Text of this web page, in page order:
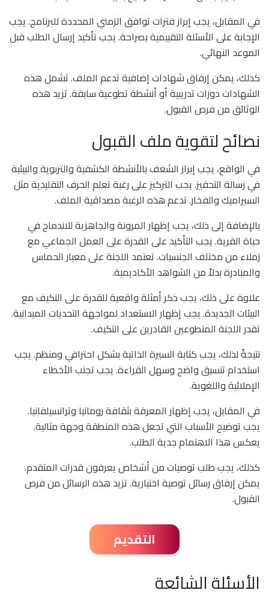
في المقابل، يجب إبراز فترات توافق الزمني المحددة للبرنامج. يجب
الإجابة على الأسئلة التقييمية بصراحة. يجب تأكيد إرسال الطلب قبل
الموعد النهائي.
كذلك، يمكن إرفاق شهادات إضافية تدعم الملف. تشمل هذه
الشهادات دورات تدريبية أو أنشطة تطوعية سابقة. تزيد هذه
الوثائق من فرص القبول.
نصائح لتقوية ملف القبول
في الواقع، يجب إبراز الشغف بالأنشطة الكشفية والتربوية والبيئية
في رسالة التحفيز. يجب التركيز على رغبة تعلم الحرف التقليدية مثل
السيراميك والفخار. تدعم هذه الرغبة مصداقية الملف.
بالإضافة إلى ذلك، يجب إظهار المرونة والجاهزية للاندماج في
حياة القرية. يجب التأكيد على القدرة على العمل الجماعي مع
زملاء من مختلف الجنسيات. تعتمد اللجنة على معيار الحماس
والمبادرة بدلاً من الشواهد الأكاديمية.
علاوة على ذلك، يجب ذكر أمثلة واقعية للقدرة على التكيف مع
البيئات الجديدة. يجب إظهار الاستعداد لمواجهة التحديات الميدانية.
تقدر اللجنة المتطوعين القادرين على التكيف.
نتيجةً لذلك، يجب كتابة السيرة الذاتية بشكل احترافي ومنظم. يجب
استخدام تنسيق واضح وسهل القراءة. يجب تجنب الأخطاء
الإملائية واللغوية.
في المقابل، يجب إظهار المعرفة بثقافة رومانيا وترانسيلفانيا.
يجب توضيح الأسباب التي تجعل هذه المنطقة وجهة مثالية.
يعكس هذا الاهتمام جدية الطلب.
كذلك، يجب طلب توصيات من أشخاص يعرفون قدرات المتقدم.
يمكن إرفاق رسائل توصية اختيارية. تزيد هذه الرسائل من فرص
القبول.
التقديم
الأسئلة الشائعة